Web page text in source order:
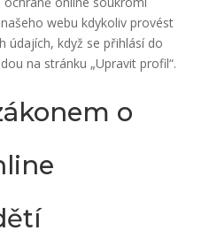
webu kdykoliv provést
údajích, když se přihlásí do
na stránku „Upravit profil“.
o